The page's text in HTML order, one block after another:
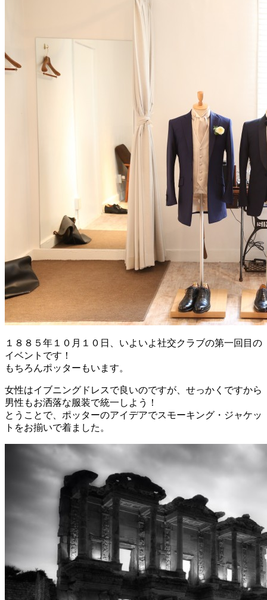
１８８５年１０月１０日、いよいよ社交クラブの第一回目の
イベントです！
もちろんポッターもいます。
女性はイブニングドレスで良いのですが、せっかくですから
男性もお洒落な服装で統一しよう！
とうことで、ポッターのアイデアでスモーキング・ジャケッ
トをお揃いで着ました。